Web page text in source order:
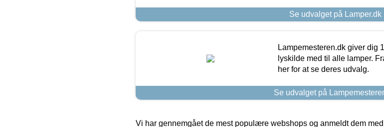
Se udvalget på Lamper.dk
Lampemesteren.dk giver dig
lyskilde med til alle lamper.
her for at se deres udvalg.
Se udvalget på
Vi har gennemgået de mest populære webshops og anmeldt dem